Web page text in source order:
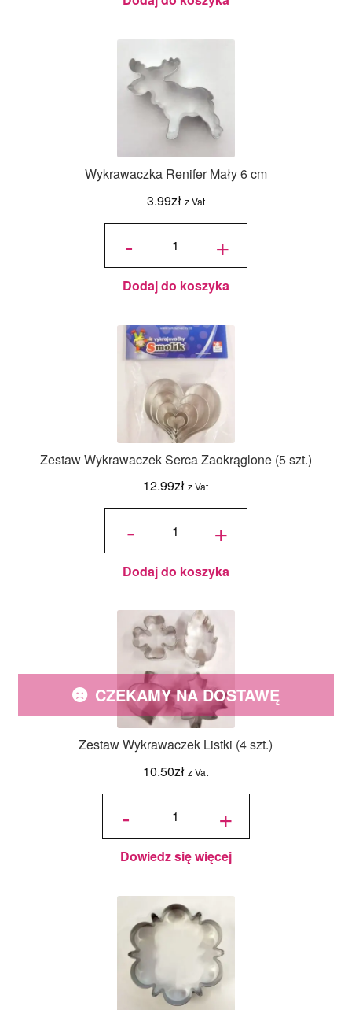
Wykrawaczka Renifer Mały 6 cm
3.99zł z Vat
-
ilość
Renifer Mały
6 cm +
Dodaj do koszyka
Zestaw Wykrawaczek Serca Zaokrąglone (5 szt.)
12.99zł z Vat
-
ilość Zestaw
Zaokrąglone
(5 szt.) +
Dodaj do koszyka
Zestaw Wykrawaczek Listki (4 szt.)
10.50zł z Vat
CZEKAMY NA DOSTAWĘ
-
ilość Zestaw
Listki (4 szt.) +
Dowiedz się więcej